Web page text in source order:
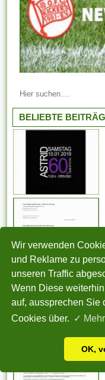
Wir verwenden
und Reklame zu
unseren Traffic
Wenn Diese
auf, aussprechen Sie
Cookies über. ✓
OK,
vom Ermessen des...
Arbeitgeber ist es es
untersagt, irgendeinen
Arbeitnehmer zu
der aufgrund der
Arbeitstreffen und der
von Arbeitsforderungen
darüber hinaus -
verhandlungen, deren
Jahresabschluss
aussteht, bei weitem
möglicherweise. Er
BELIEBTE